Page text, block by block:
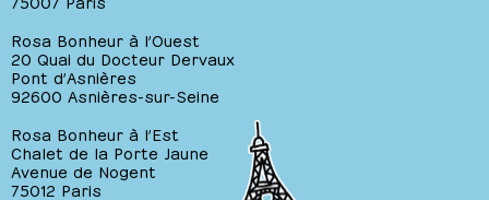
Rosa Bonheur à l’Ouest
20 Quai du Docteur Dervaux
Pont d’Asnières
92600 Asnières-sur-Seine
Rosa Bonheur à l’Est
Chalet de la Porte Jaune
Avenue de Nogent
75012 Paris